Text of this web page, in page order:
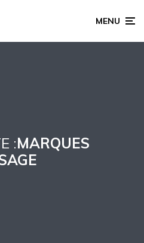
MENU
:MARQUES